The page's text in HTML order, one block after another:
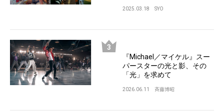
2025.03.18 SYO
『Michael／マイケル』スー
パースターの光と影、その
「光」を求めて
2026.06.11 斉藤博昭